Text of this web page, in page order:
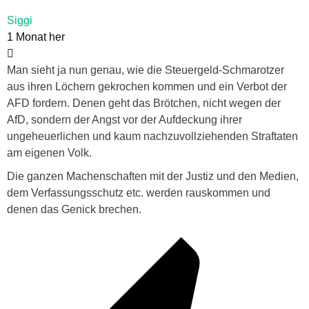
Siggi
1 Monat her
Man sieht ja nun genau, wie die Steuergeld-Schmarotzer
aus ihren Löchern gekrochen kommen und ein Verbot der
AFD fordern. Denen geht das Brötchen, nicht wegen der
AfD, sondern der Angst vor der Aufdeckung ihrer
ungeheuerlichen und kaum nachzuvollziehenden Straftaten
am eigenen Volk.
Die ganzen Machenschaften mit der Justiz und den Medien,
dem Verfassungsschutz etc. werden rauskommen und
denen das Genick brechen.